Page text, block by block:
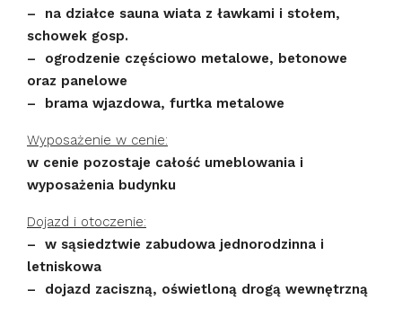
– na działce sauna wiata z ławkami i stołem,
schowek gosp.
– ogrodzenie częściowo metalowe, betonowe
oraz panelowe
– brama wjazdowa, furtka metalowe
Wyposażenie w cenie:
w cenie pozostaje całość umeblowania i
wyposażenia budynku
Dojazd i otoczenie:
– w sąsiedztwie zabudowa jednorodzinna i
letniskowa
– dojazd zaciszną, oświetloną drogą wewnętrzną